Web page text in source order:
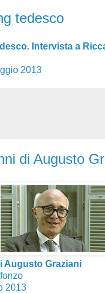
tedesco
Intervista a
2013
di Augusto
Augusto Graziani
2013